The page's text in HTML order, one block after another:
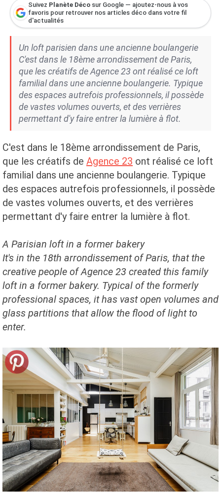
Suivez Planète Déco sur Google — ajoutez-nous à vos
favoris pour retrouver nos articles déco dans votre fil
d'actualités
Un loft parisien dans une ancienne boulangerie
C'est dans le 18ème arrondissement de Paris,
que les créatifs de Agence 23 ont réalisé ce loft
familial dans une ancienne boulangerie. Typique
des espaces autrefois professionnels, il possède
de vastes volumes ouverts, et des verrières
permettant d'y faire entrer la lumière à flot.
C'est dans le 18ème arrondissement de Paris,
que les créatifs de Agence 23 ont réalisé ce loft
familial dans une ancienne boulangerie. Typique
des espaces autrefois professionnels, il possède
de vastes volumes ouverts, et des verrières
permettant d'y faire entrer la lumière à flot.
A Parisian loft in a former bakery
It's in the 18th arrondissement of Paris, that the
creative people of Agence 23 created this family
loft in a former bakery. Typical of the formerly
professional spaces, it has vast open volumes and
glass partitions that allow the flood of light to
enter.